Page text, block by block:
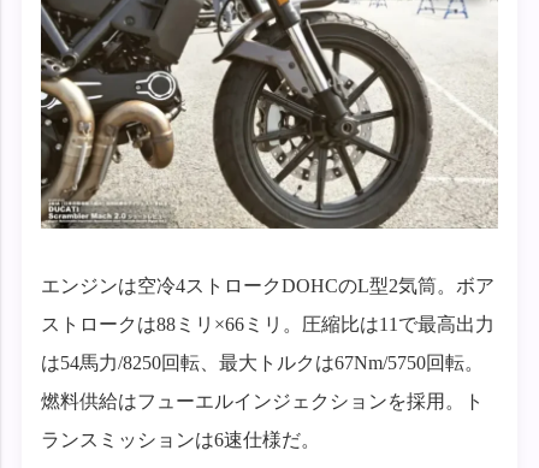
エンジンは空冷4ストロークDOHCのL型2気筒。ボア
ストロークは88ミリ×66ミリ。圧縮比は11で最高出力
は54馬力/8250回転、最大トルクは67Nm/5750回転。
燃料供給はフューエルインジェクションを採用。ト
ランスミッションは6速仕様だ。